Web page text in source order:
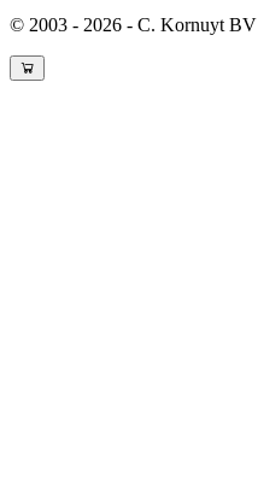
© 2003 - 2026 - C. Kornuyt BV